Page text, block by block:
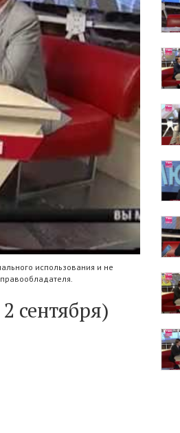
использования и не
сентября)